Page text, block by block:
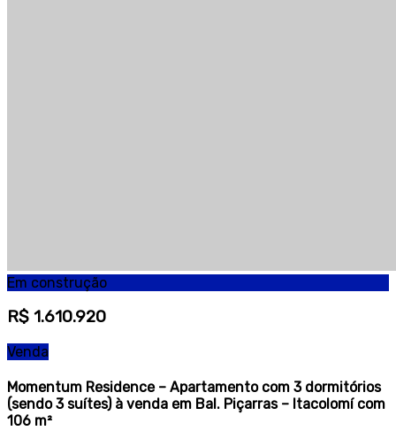
Em construção
R$ 1.610.920
Venda
Momentum Residence – Apartamento com 3 dormitórios
(sendo 3 suítes) à venda em Bal. Piçarras – Itacolomí com
106 m²